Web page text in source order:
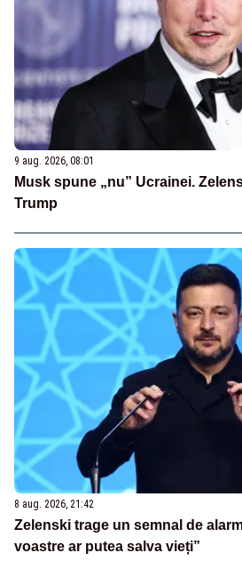
9 aug. 2026, 08:01
Musk spune „nu” Ucrainei.
Trump
8 aug. 2026, 21:42
Zelenski trage un semnal de
voastre ar putea salva vieți”